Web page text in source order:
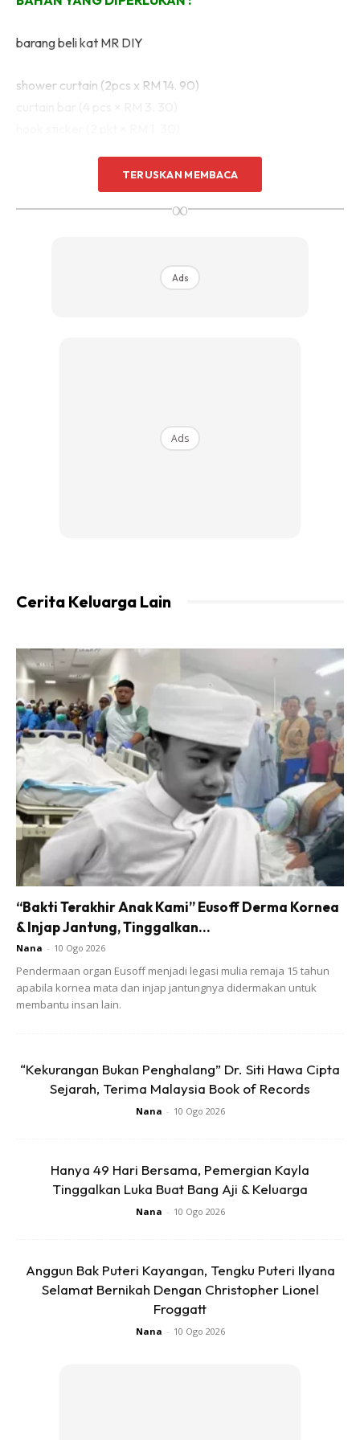
barang beli kat MR DIY
shower curtain (2pcs x RM 14. 90)
curtain tue.
Ads
1. Ukur smpai labuh mana nak.. Kemudian potong.
Curtain nie masa beli siap ring tu sekali tau.
TERUSKAN MEMBACA
∞
Ads
Ads
Cerita Keluarga Lain
“Bakti Terakhir Anak Kami” Eusoff Derma Kornea
& Injap Jantung, Tinggalkan...
Nana - 10 Ogo 2026
Pendermaan organ Eusoff menjadi legasi mulia remaja 15 tahun
apabila kornea mata dan injap jantungnya didermakan untuk
membantu insan lain.
“Kekurangan Bukan Penghalang” Dr. Siti Hawa Cipta
Sejarah, Terima Malaysia Book of Records
Nana - 10 Ogo 2026
Hanya 49 Hari Bersama, Pemergian Kayla
Tinggalkan Luka Buat Bang Aji & Keluarga
Nana - 10 Ogo 2026
Anggun Bak Puteri Kayangan, Tengku Puteri Ilyana
Selamat Bernikah Dengan Christopher Lionel
Froggatt
Nana - 10 Ogo 2026